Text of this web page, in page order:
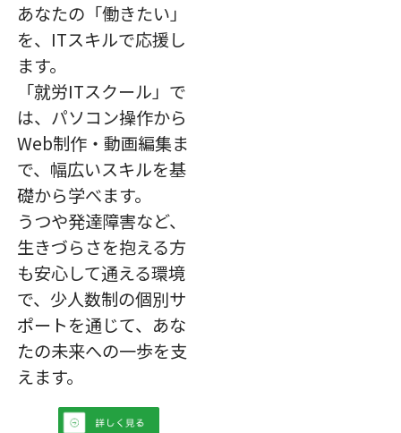
あなたの「働きたい」
を、ITスキルで応援し
ます。
「就労ITスクール」で
は、パソコン操作から
Web制作・動画編集ま
で、幅広いスキルを基
礎から学べます。
うつや発達障害など、
生きづらさを抱える方
も安心して通える環境
で、少人数制の個別サ
ポートを通じて、あな
たの未来への一歩を支
えます。